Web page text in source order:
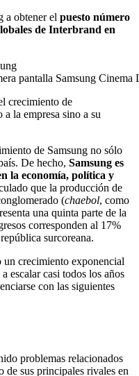
a obtener el puesto número
de Interbrand en
pantalla Samsung
crecimiento de
la empresa sino a su
de Samsung no sólo
De hecho, Samsung es
la economía, política y
que la producción de
(chaebol, como
una quinta parte de la
corresponden al 17%
surcoreana.
crecimiento exponencial
escalar casi todos los años
con las siguientes
problemas relacionados
de sus principales rivales en